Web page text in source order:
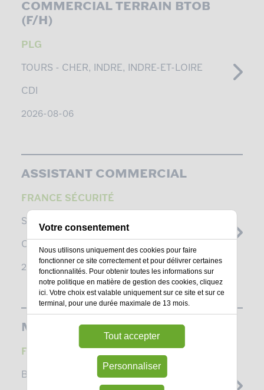
COMMERCIAL TERRAIN BTOB
(F/H)
PLG
TOURS - CHER, INDRE, INDRE-ET-LOIRE
CDI
2026-08-06
ASSISTANT COMMERCIAL
FRANCE SÉCURITÉ
SAINT-HERBLAIN -
CDI
2026-08-06
MAGASINIER
FRANCE SÉCURITÉ
BLANQUEFORT -
Votre consentement
Nous utilisons uniquement des cookies pour faire
fonctionner ce site correctement et pour délivrer certaines
fonctionnalités. Pour obtenir toutes les informations sur
notre politique en matière de gestion des cookies, cliquez
ici. Votre choix est valable uniquement sur ce site et sur ce
terminal, pour une durée maximale de 13 mois.
Tout accepter
Personnaliser